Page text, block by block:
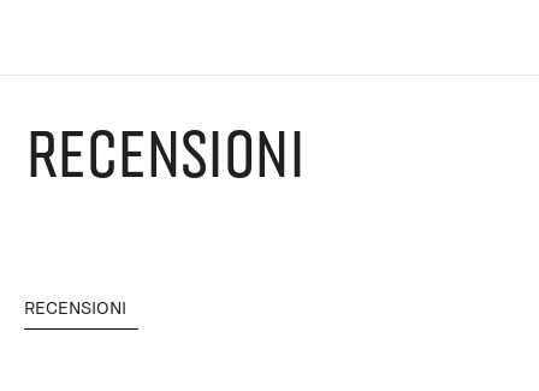
RECENSIONI
RECENSIONI